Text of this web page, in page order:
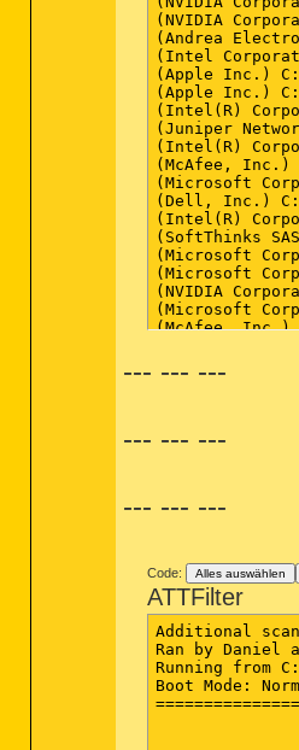
--- --- ---
--- --- ---
--- --- ---
Code: Alles auswählen
ATTFilter
Additional scan result of Farbar Recovery Scan Tool (x64) Version: 22-11-2014
Ran by Daniel at 2014-11-22 13:55:45
Running from C:\Users\Daniel\Downloads
Boot Mode: Normal
==========================================================


==================== Security Center ========================

(If an entry is included in the fixlist, it will be removed.)

AV: McAfee  Anti-Virus und Anti-Spyware (Enabled - Up to date) {ADA629C7-7F48-5689-624A-3B76997E0892}
AS: McAfee  Anti-Virus und Anti-Spyware (Enabled - Up to date) {16C7C823-5972-5907-58FA-0004E2F9422F}
AS: Windows Defender (Enabled - Up to date) {D68DDC3A-831F-4fae-9E44-DA132C1ACF46}
FW: McAfee  Firewall (Enabled) {959DA8E2-3527-57D1-4915-924367AD4FE9}

==================== Installed Programs ======================

(Only the adware programs with "hidden" flag could be added to the fixlist to unhide them. The adware programs should be uninstalled manually.)

64 Bit HP CIO Components Installer (Version: 8.2.4 - Hewlett-Packard) Hidden
AccelerometerP11 (HKLM-x32\...\{87434D51-51DB-4109-B68F-A829ECDCF380}) (Version: 2.00.11.22 - STMicroelectronics)
Adobe AIR (HKLM-x32\...\Adobe AIR) (Version: 2.6.0.19120 - Adobe Systems Incorporated)
Adobe Flash Player 11 ActiveX (HKLM-x32\...\Adobe Flash Player ActiveX) (Version: 11.5.502.146 - Adobe Systems Incorporated)
Adobe Flash Player 14 Plugin (HKLM-x32\...\Adobe Flash Player Plugin) (Version: 14.0.0.125 - Adobe Systems Incorporated)
Adobe Reader XI (11.0.07) - Deutsch (HKLM-x32\...\{AC76BA86-7AD7-1031-7B44-AB0000000001}) (Version: 11.0.07 - Adobe Systems Incorporated)
Advanced Audio FX Engine (HKLM-x32\...\Advanced Audio FX Engine) (Version: 1.12.05 - Creative Technology Ltd)
ANNO 1404 - Königsedition (HKLM-x32\...\{3D9CF3CA-3AB0-4A82-9853-D7C43FD1D775}) (Version: 3.10.0000 - Ubisoft)
Apple Application